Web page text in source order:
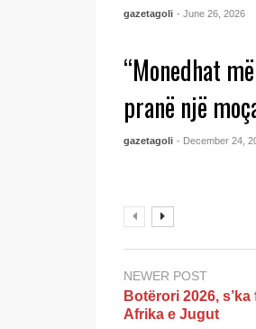
gazetagoli - June 26, 2026
“Monedhat
pranë një
gazetagoli - December 24,
NEWER POST
Botërori 2026,
Afrika e Jugut